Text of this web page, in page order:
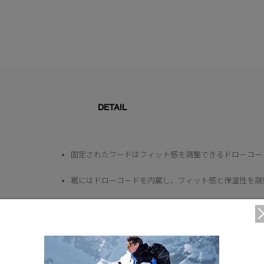
DETAIL
固定されたフードはフィット感を調整できるドローコー
裾にはドローコードを内蔵し、フィット感と保温性を調
袖口は伸縮性のある仕様